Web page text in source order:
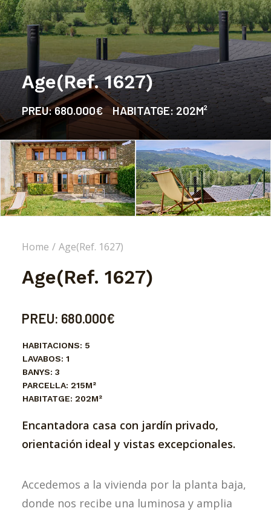
Age(Ref. 1627)
PREU:680.000€ HABITATGE:202M²
Home Age(Ref. 1627)
Age(Ref. 1627)
PREU: 680.000€
HABITACIONS: 5
LAVABOS: 1
BANYS: 3
PARCEL·LA: 215M²
HABITATGE: 202M²
Encantadora casa con jardín privado,
orientación ideal y vistas excepcionales.
Accedemos a la vivienda por la planta baja,
donde nos recibe una luminosa y amplia